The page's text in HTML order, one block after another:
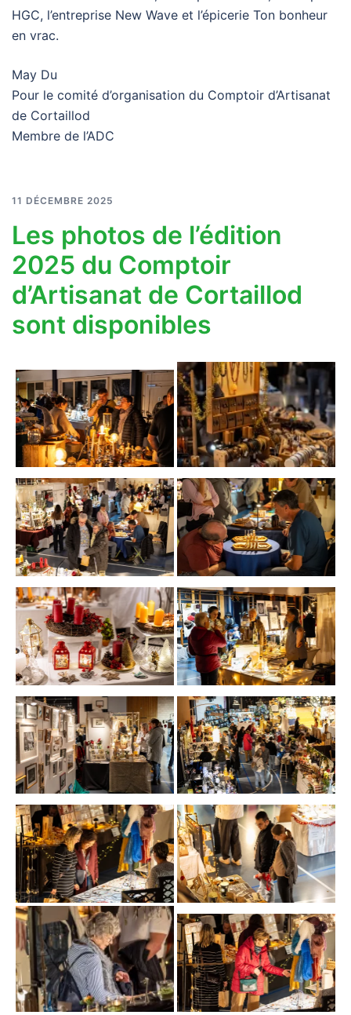
HGC, l’entreprise New Wave et l’épicerie Ton bonheur
en vrac.
May Du
Pour le comité d’organisation du Comptoir d’Artisanat
de Cortaillod
Membre de l’ADC
11 DÉCEMBRE 2025
Les photos de l’édition
2025 du Comptoir
d’Artisanat de Cortaillod
sont disponibles